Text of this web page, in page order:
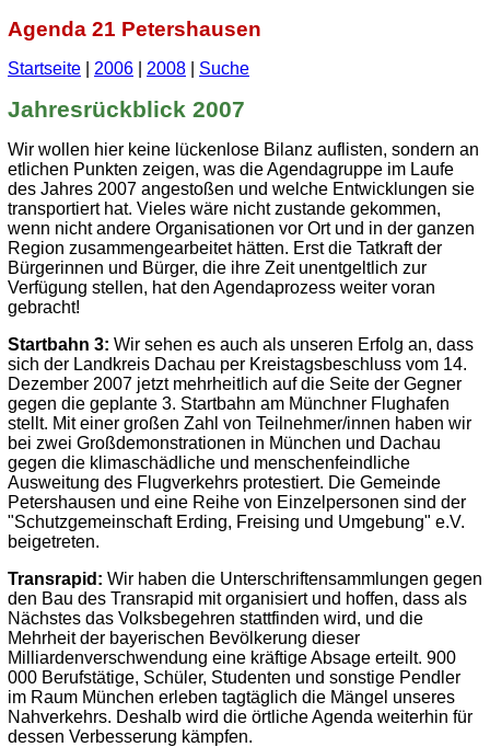
Agenda 21 Petershausen
Startseite 2006 2008 Suche
Jahresrückblick 2007
Wir wollen hier keine lückenlose Bilanz auflisten, sondern an
etlichen Punkten zeigen, was die Agendagruppe im Laufe
des Jahres 2007 angestoßen und welche Entwicklungen sie
transportiert hat. Vieles wäre nicht zustande gekommen,
wenn nicht andere Organisationen vor Ort und in der ganzen
Region zusammengearbeitet hätten. Erst die Tatkraft der
Bürgerinnen und Bürger, die ihre Zeit unentgeltlich zur
Verfügung stellen, hat den Agendaprozess weiter voran
gebracht!
Startbahn 3: Wir sehen es auch als unseren Erfolg an, dass
sich der Landkreis Dachau per Kreistagsbeschluss vom 14.
Dezember 2007 jetzt mehrheitlich auf die Seite der Gegner
gegen die geplante 3. Startbahn am Münchner Flughafen
stellt. Mit einer großen Zahl von Teilnehmer/innen haben wir
bei zwei Großdemonstrationen in München und Dachau
gegen die klimaschädliche und menschenfeindliche
Ausweitung des Flugverkehrs protestiert. Die Gemeinde
Petershausen und eine Reihe von Einzelpersonen sind der
"Schutzgemeinschaft Erding, Freising und Umgebung" e.V.
beigetreten.
Transrapid: Wir haben die Unterschriftensammlungen gegen
den Bau des Transrapid mit organisiert und hoffen, dass als
Nächstes das Volksbegehren stattfinden wird, und die
Mehrheit der bayerischen Bevölkerung dieser
Milliardenverschwendung eine kräftige Absage erteilt. 900
000 Berufstätige, Schüler, Studenten und sonstige Pendler
im Raum München erleben tagtäglich die Mängel unseres
Nahverkehrs. Deshalb wird die örtliche Agenda weiterhin für
dessen Verbesserung kämpfen.